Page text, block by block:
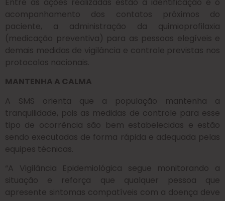
acompanhamento dos contatos próximos do
paciente, a administração da quimioprofilaxia
(medicação preventiva) para as pessoas elegíveis e
demais medidas de vigilância e controle previstas nos
protocolos nacionais.
MANTENHA A CALMA
A SMS orienta que a população mantenha a
tranquilidade, pois as medidas de controle para esse
tipo de ocorrência são bem estabelecidas e estão
sendo executadas de forma rápida e adequada pelas
equipes técnicas.
“A Vigilância Epidemiológica segue monitorando a
situação e reforça que qualquer pessoa que
apresente sintomas compatíveis com a doença deve